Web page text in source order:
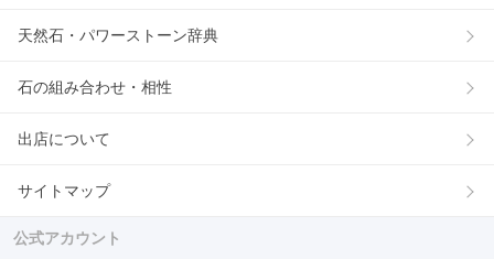
天然石・パワーストーン辞典
石の組み合わせ・相性
出店について
サイトマップ
公式アカウント